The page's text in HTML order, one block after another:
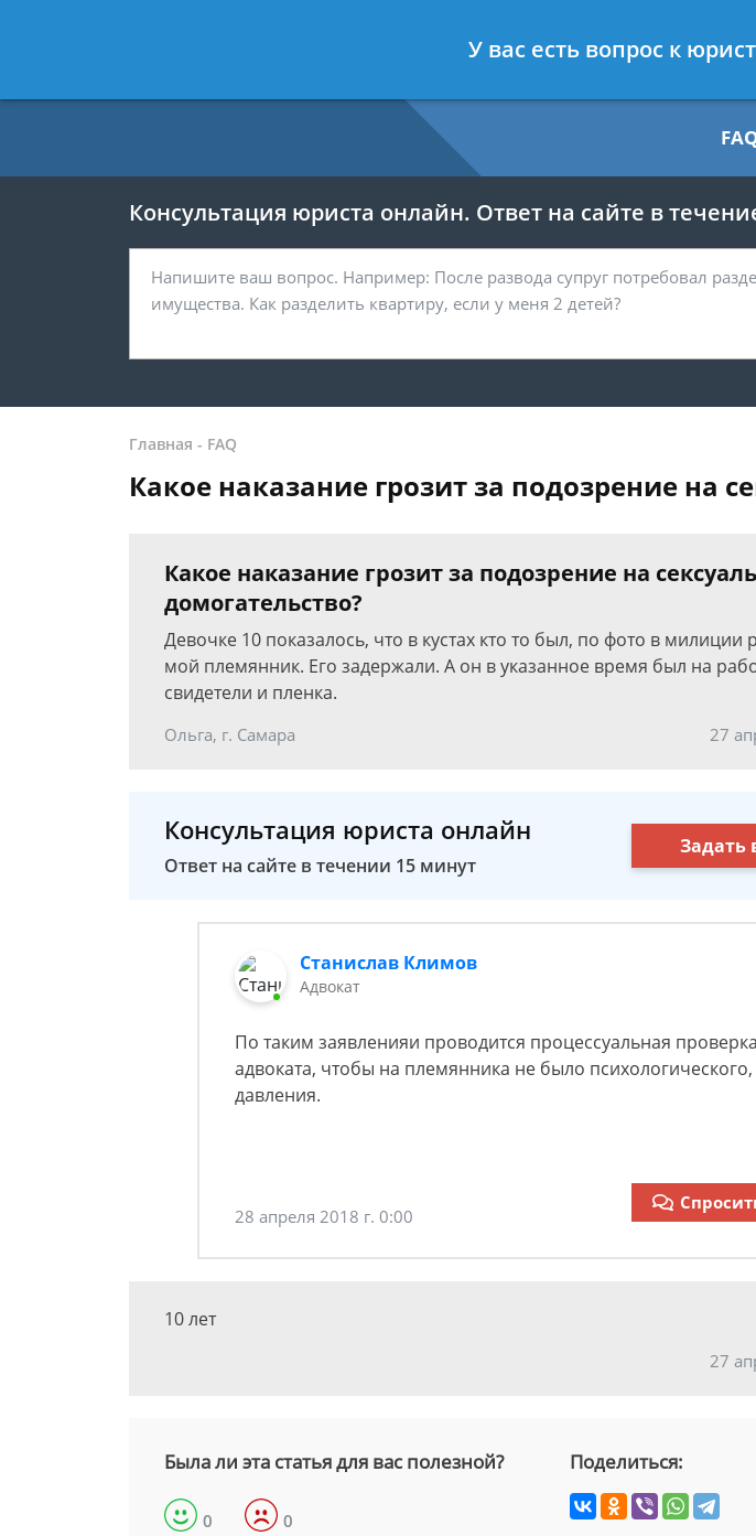
7 812 467-37-54
Консультация юриста онлайн. Ответ на сайте в
Главная - FAQ
Какое наказание грозит за подозрение на
Какое наказание грозит за подозрение на
домогательство?
Девочке 10 показалось, что в кустах кто то был, по фото в милиции
мой племянник. Его задержали. А он в указанное время был на
свидетели и пленка.
Ольга, г. Самара 27
Консультация юриста онлайн
Ответ на сайте в течении 15 минут
Задать
Станислав Климов
Адвокат
По таким заявленияи проводится процессуальная
адвоката, чтобы на племянника не было
давления.
28 апреля 2018 г. 0:00
10 лет
27
Была ли эта статья для вас полезной?
0 0
Поделиться:
У вас есть вопрос к